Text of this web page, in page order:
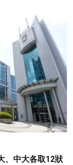
、中大各取12狀